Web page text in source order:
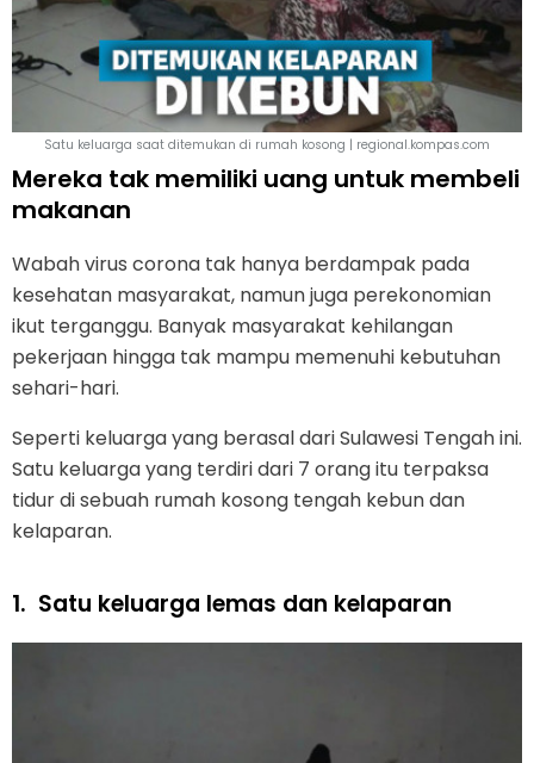
Satu keluarga saat ditemukan di rumah kosong | regional.kompas.com
Mereka tak memiliki uang untuk membeli
makanan
Wabah virus corona tak hanya berdampak pada
kesehatan masyarakat, namun juga perekonomian
ikut terganggu. Banyak masyarakat kehilangan
pekerjaan hingga tak mampu memenuhi kebutuhan
sehari-hari.
Seperti keluarga yang berasal dari Sulawesi Tengah ini.
Satu keluarga yang terdiri dari 7 orang itu terpaksa
tidur di sebuah rumah kosong tengah kebun dan
kelaparan.
1. Satu keluarga lemas dan kelaparan